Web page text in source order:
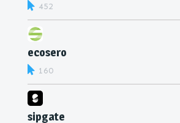
452
ecosero
160
sipgate